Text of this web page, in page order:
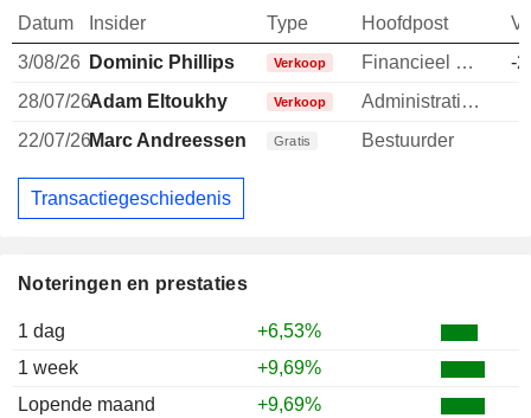
Noteringen en prestaties
1 dag
+6,53%
1 week
+9,69%
Lopende maand
+9,69%
Datum Insider Type Hoofdpost
3/08/26 Dominic Phillips Verkoop Financieel directeur
-
28/07/26Adam Eltoukhy Verkoop Administratief directeur
22/07/26Marc Andreessen Gratis Bestuurder
Transactiegeschiedenis